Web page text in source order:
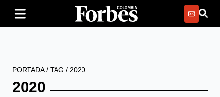
PORTADA/ TAG / 2020
2020